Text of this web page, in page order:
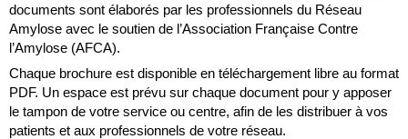
documents sont élaborés par les professionnels du Réseau
Amylose avec le soutien de l’Association Française Contre
l’Amylose (AFCA).
Chaque brochure est disponible en téléchargement libre au format
PDF. Un espace est prévu sur chaque document pour y apposer
le tampon de votre service ou centre, afin de les distribuer à vos
patients et aux professionnels de votre réseau.